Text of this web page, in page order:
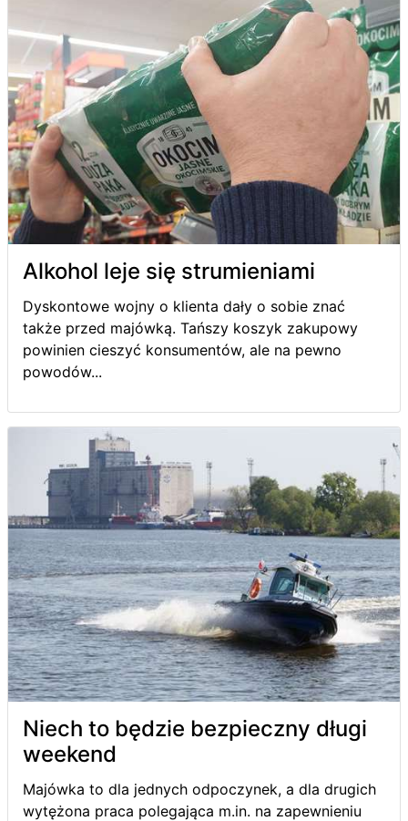
Alkohol leje się strumieniami
Dyskontowe wojny o klienta dały o sobie znać
także przed majówką. Tańszy koszyk zakupowy
powinien cieszyć konsumentów, ale na pewno
powodów...
Niech to będzie bezpieczny długi
weekend
Majówka to dla jednych odpoczynek, a dla drugich
wytężona praca polegająca m.in. na zapewnieniu